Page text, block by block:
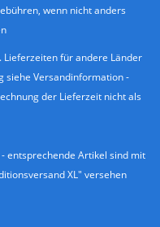
wenn nicht anders
für andere Länder
siehe Versandinformation-
der Lieferzeit nicht als
entsprechende Artikel sind mit
XL" versehen